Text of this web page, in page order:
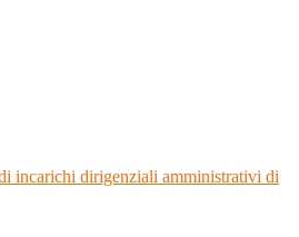
incarichi dirigenziali amministrativi di